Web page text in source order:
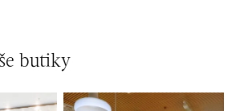
butiky